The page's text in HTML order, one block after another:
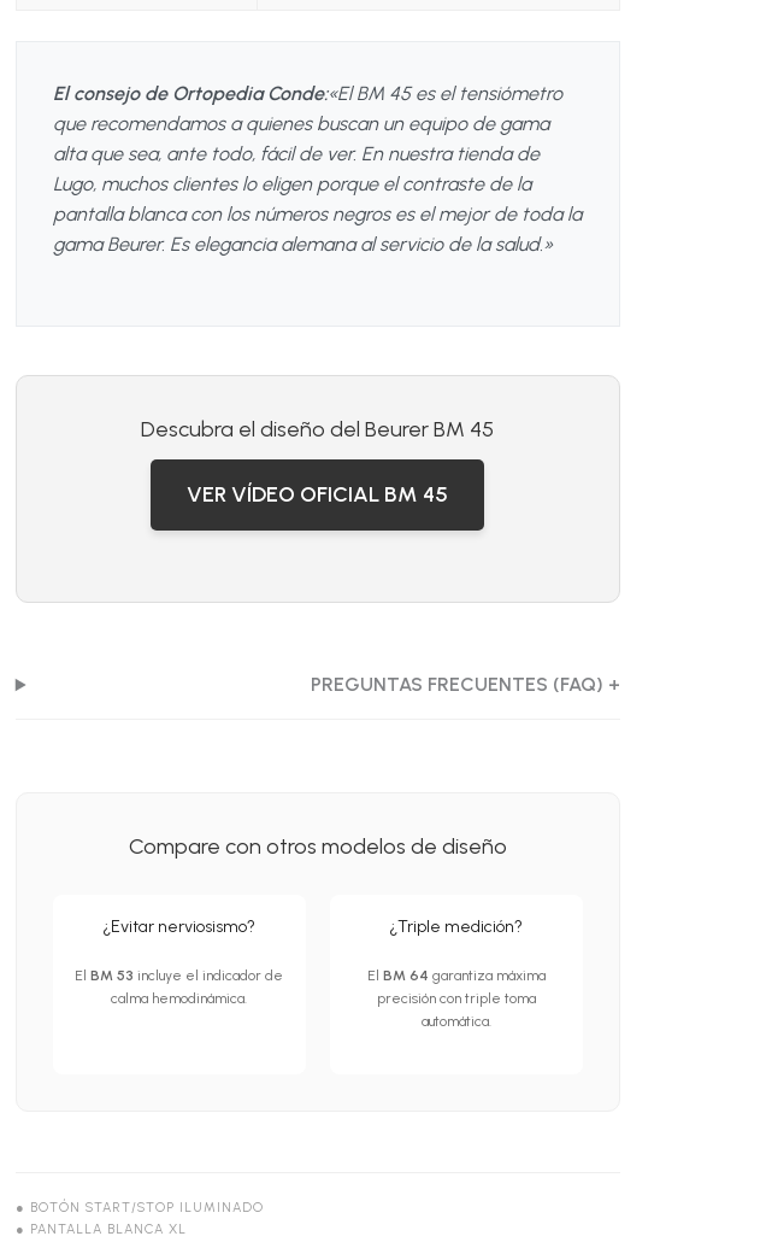
El consejo de Ortopedia Conde:«El BM 45 es el tensiómetro
que recomendamos a quienes buscan un equipo de gama
alta que sea, ante todo, fácil de ver. En nuestra tienda de
Lugo, muchos clientes lo eligen porque el contraste de la
pantalla blanca con los números negros es el mejor de toda la
gama Beurer. Es elegancia alemana al servicio de la salud.»
Descubra el diseño del Beurer BM 45
VER VÍDEO OFICIAL BM 45
PREGUNTAS FRECUENTES (FAQ) +
Compare con otros modelos de diseño
¿Evitar nerviosismo?
ElBM 53 incluye el indicador de
calma hemodinámica.
¿Triple medición?
El BM 64 garantiza máxima
precisión con triple toma
automática.
● BOTÓN START/STOP ILUMINADO
● PANTALLA BLANCA XL